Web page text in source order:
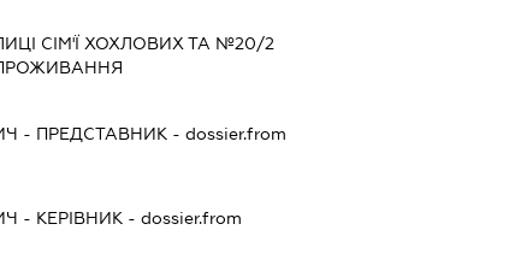
СІМ'Ї ХОХЛОВИХ ТА №20/2
ПРОЖИВАННЯ
- ПРЕДСТАВНИК - dossier.from
- КЕРІВНИК - dossier.from